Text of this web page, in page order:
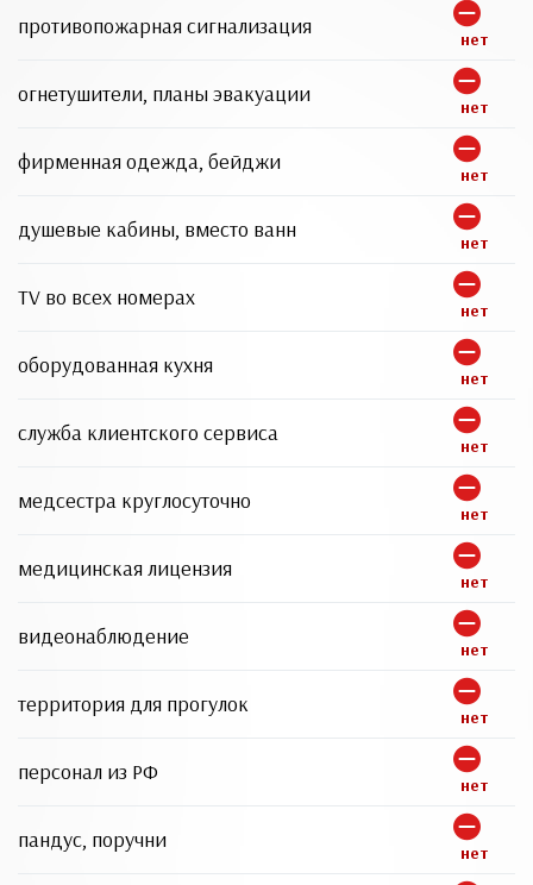
противопожарная сигнализация нет
огнетушители, планы эвакуации нет
фирменная одежда, бейджи нет
душевые кабины, вместо ванн нет
TV во всех номерах нет
оборудованная кухня нет
служба клиентского сервиса нет
медсестра круглосуточно нет
медицинская лицензия нет
видеонаблюдение нет
территория для прогулок нет
персонал из РФ нет
пандус, поручни нет